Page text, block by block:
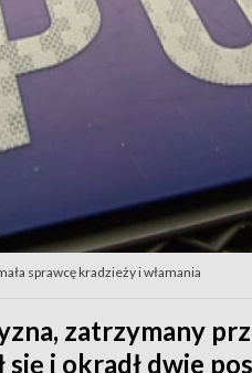
sprawcę kradzieży i włamania
zatrzymany
się i okradł dwie